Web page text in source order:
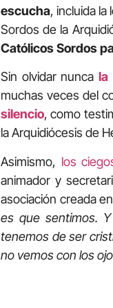
escucha, incluida la
Sordos de la
Católicos Sordos
Sin olvidar nuncala
muchas veces del
silencio, como
la Arquidiócesis de
Asimismo, los
animador y
asociación creada
es que sentimos.
tenemos de ser
no vemos con los